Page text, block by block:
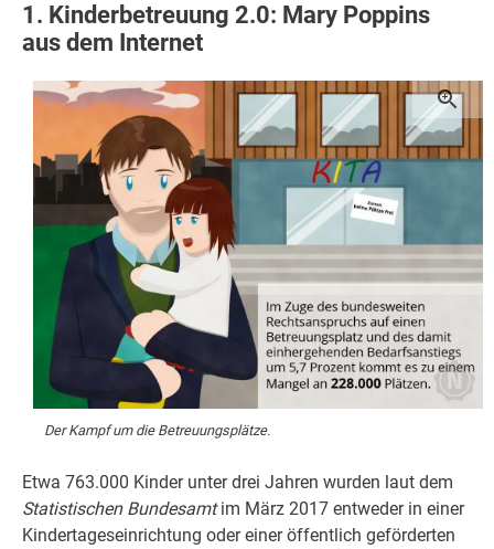
1. Kinderbetreuung 2.0: Mary Poppins
aus dem Internet
Der Kampf um die Betreuungsplätze.
Etwa 763.000 Kinder unter drei Jahren wurden laut dem
Statistischen Bundesamtim März 2017 entweder in einer
Kindertageseinrichtung oder einer öffentlich geförderten